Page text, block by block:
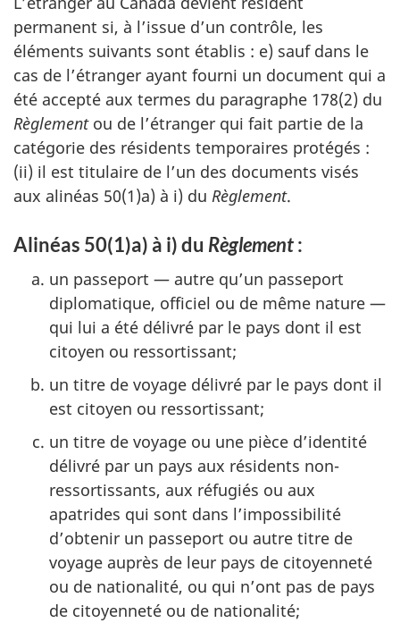
permanent si, à l’issue d’un contrôle, les
éléments suivants sont établis : e) sauf dans le
cas de l’étranger ayant fourni un document qui a
été accepté aux termes du paragraphe 178(2) du
Règlementou de l’étranger qui fait partie de la
catégorie des résidents temporaires protégés :
(ii) il est titulaire de l’un des documents visés
aux alinéas 50(1)a) à i) du Règlement.
Alinéas 50(1)a) à i) du Règlement:
un passeport — autre qu’un passeport
diplomatique, officiel ou de même nature —
qui lui a été délivré par le pays dont il est
citoyen ou ressortissant;
un titre de voyage délivré par le pays dont il
est citoyen ou ressortissant;
un titre de voyage ou une pièce d’identité
délivré par un pays aux résidents non-
ressortissants, aux réfugiés ou aux
apatrides qui sont dans l’impossibilité
d’obtenir un passeport ou autre titre de
voyage auprès de leur pays de citoyenneté
ou de nationalité, ou qui n’ont pas de pays
de citoyenneté ou de nationalité;